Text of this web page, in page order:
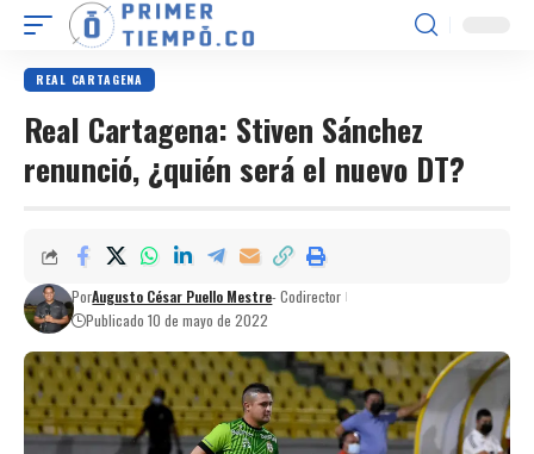
REAL CARTAGENA
Real Cartagena: Stiven Sánchez
renunció, ¿quién será el nuevo DT?
PorAugusto César Puello Mestre- Codirector
Publicado 10 de mayo de 2022